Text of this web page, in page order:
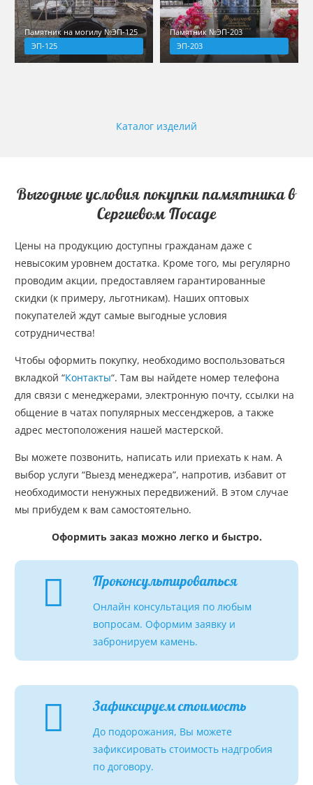
Памятник на могилу №ЭП-125
ЭП-125
Памятник №ЭП-203
ЭП-203
Каталог изделий
Выгодные условия покупки памятника в
Сергиевом Посаде
Цены на продукцию доступны гражданам даже с
невысоким уровнем достатка. Кроме того, мы регулярно
проводим акции, предоставляем гарантированные
скидки (к примеру, льготникам). Наших оптовых
покупателей ждут самые выгодные условия
сотрудничества!
Чтобы оформить покупку, необходимо воспользоваться
вкладкой “Контакты“. Там вы найдете номер телефона
для связи с менеджерами, электронную почту, ссылки на
общение в чатах популярных мессенджеров, а также
адрес местоположения нашей мастерской.
Вы можете позвонить, написать или приехать к нам. А
выбор услуги “Выезд менеджера”, напротив, избавит от
необходимости ненужных передвижений. В этом случае
мы прибудем к вам самостоятельно.
Оформить заказ можно легко и быстро.
Проконсультироваться
Онлайн консультация по любым
вопросам. Оформим заявку и
забронируем камень.
Зафиксируем стоимость
До подорожания, Вы можете
зафиксировать стоимость надгробия
по договору.